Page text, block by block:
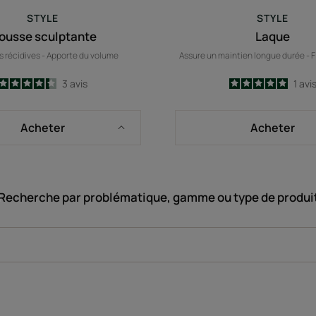
STYLE
sculptante
récidives - Apporte du volume
4.3
/
5
3avis
Acheter
STYLE
Laque
Assure un maintien longue durée -
5/51 avis
Acheter
par problématique, gamme ou type de